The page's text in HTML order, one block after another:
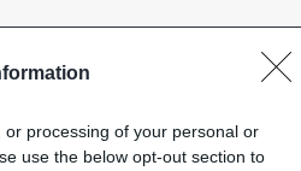
processing of your personal or
use the below opt-out section to